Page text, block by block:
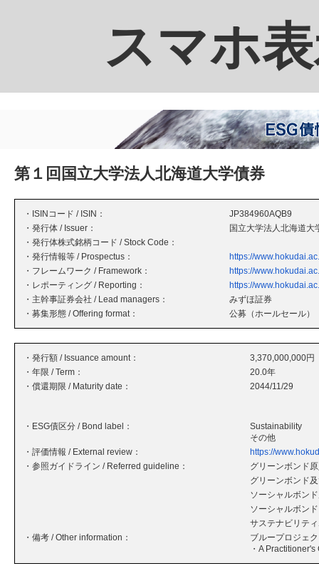
スマホ
第１回国立大学法人北海道大学債券
・ISINコード / ISIN：
JP384960AQB9
・発行体 / Issuer：
国立大学法人北海道大
・発行体株式銘柄コード / Stock Code：
・発行情報等 / Prospectus：
https://
・フレームワーク / Framework：
https://
・レポーティング / Reporting：
https://
・主幹事証券会社 / Lead managers：
みずほ証券
・募集形態 / Offering format：
公募（ホールセール）
・発行額 / Issuance amount：
3,370,000,000円
・年限 / Term：
20.0年
・償還期限 / Maturity date：
2044/11/29
・ESG債区分 / Bond label：
Sustainability
その他
・評価情報 / External review：
https://
・参照ガイドライン / Referred guideline：
グリーンボンド
グリーンボンド
ソーシャルボン
ソーシャルボン
サステナビリテ
・備考 / Other information：
ブループロジェ
・A